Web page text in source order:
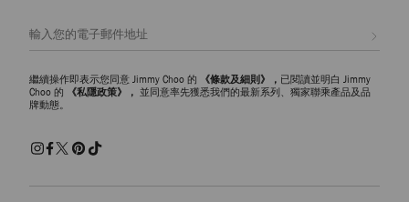
和晚宴上，可選擇柔和粉彩和經典中性色調的現代凉鞋和高跟鞋搭配您的
白天的摩登新娘造型。
特包、手提包和迷你包。優雅迷人的手提包是晚宴套裝的經典之選，而實
用易搭的斜挎包和托特包則是新娘派對度假和假期休閑的時尚個性之選。
繼續操作即表示您同意 Jimmy Choo 的 《條款及細則》， 已閱讀並明白 Jimmy
Choo 的
《私隱政策》， 並同意率先獲悉我們的最新系列、獨家聯乘產品及品
牌動態。